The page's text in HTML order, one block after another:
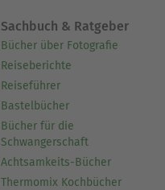
Sachbuch & Ratgeber
Bücher über Fotografie
Reiseberichte
Reiseführer
Bastelbücher
Bücher für die
Schwangerschaft
Achtsamkeits-Bücher
Thermomix Kochbücher